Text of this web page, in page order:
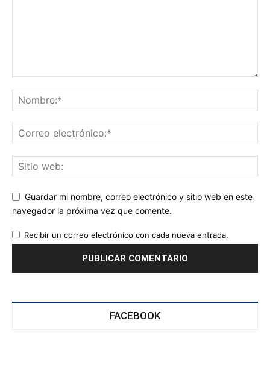
Guardar mi nombre, correo electrónico y sitio web en este
navegador la próxima vez que comente.
Recibir un correo electrónico con cada nueva entrada.
FACEBOOK